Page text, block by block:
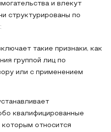
и влекут
структурированы по
такие признаки, как
группой лиц по
или с применением
квалифицированные
которым относится